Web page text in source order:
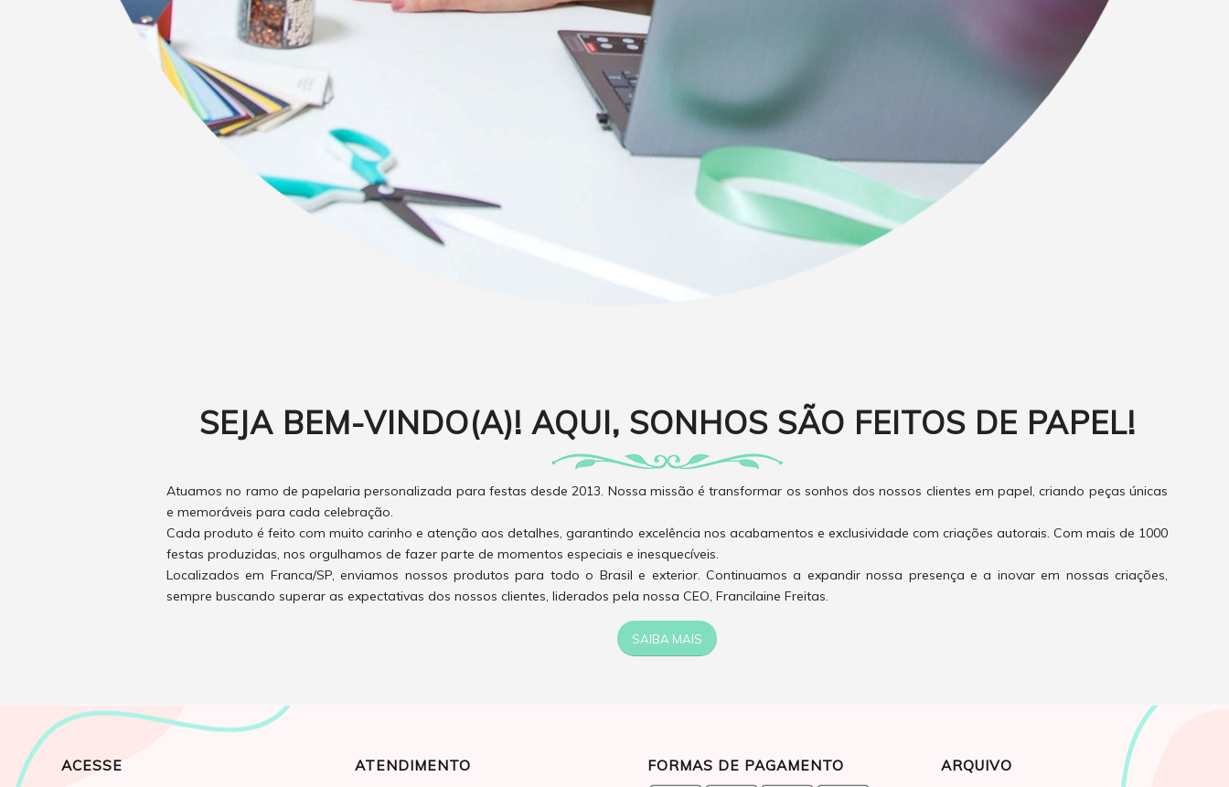
SEJA BEM-VINDO(A)! AQUI, SONHOS SÃO FEITOS DE PAPEL!
Atuamos no ramo de papelaria personalizada para festas desde 2013. Nossa missão é transformar os sonhos dos nossos clientes em papel, criando peças únicas
e memoráveis para cada celebração.
Cada produto é feito com muito carinho e atenção aos detalhes, garantindo excelência nos acabamentos e exclusividade com criações autorais. Com mais de 1000
festas produzidas, nos orgulhamos de fazer parte de momentos especiais e inesquecíveis.
Localizados em Franca/SP, enviamos nossos produtos para todo o Brasil e exterior. Continuamos a expandir nossa presença e a inovar em nossas criações,
sempre buscando superar as expectativas dos nossos clientes, liderados pela nossa CEO, Francilaine Freitas.
SAIBA MAIS
ACESSE ATENDIMENTO FORMAS DE PAGAMENTO ARQUIVO